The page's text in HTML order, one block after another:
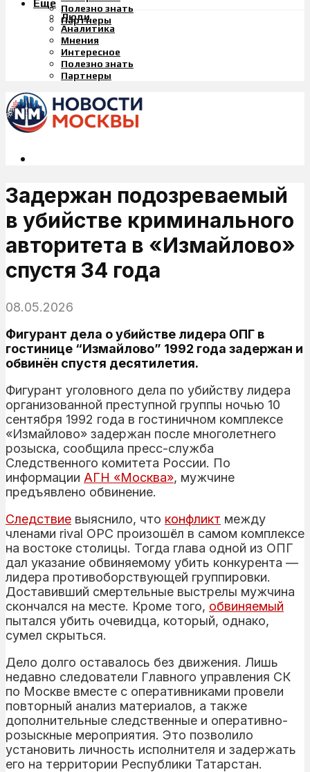
Полезно знать
Партнеры
Еще
Люди
Аналитика
Мнения
Интересное
Полезно знать
Партнеры
Задержан подозреваемый
в убийстве криминального
авторитета в «Измайлово»
спустя 34 года
08.05.2026
Фигурант дела о убийстве лидера ОПГ в
гостинице “Измайлово” 1992 года задержан и
обвинён спустя десятилетия.
Фигурант уголовного дела по убийству лидера
организованной преступной группы ночью 10
сентября 1992 года в гостиничном комплексе
«Измайлово» задержан после многолетнего
розыска, сообщила пресс-служба
Следственного комитета России. По
информации АГН «Москва», мужчине
предъявлено обвинение.
Следствие выяснило, что конфликт между
членами rival OPC произошёл в самом комплексе
на востоке столицы. Тогда глава одной из ОПГ
дал указание обвиняемому убить конкурента —
лидера противоборствующей группировки.
Доставивший смертельные выстрелы мужчина
скончался на месте. Кроме того, обвиняемый
пытался убить очевидца, который, однако,
сумел скрыться.
Дело долго оставалось без движения. Лишь
недавно следователи Главного управления СК
по Москве вместе с оперативниками провели
повторный анализ материалов, а также
дополнительные следственные и оперативно-
розыскные мероприятия. Это позволило
установить личность исполнителя и задержать
его на территории Республики Татарстан.